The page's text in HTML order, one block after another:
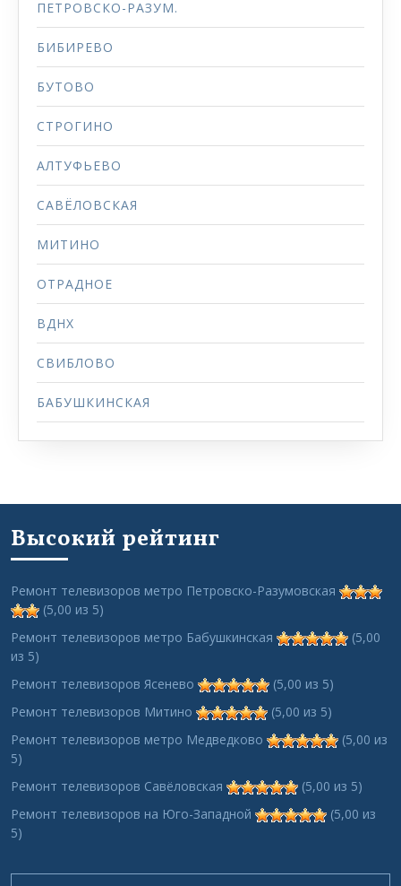
ПЕТРОВСКО-РАЗУМ.
БИБИРЕВО
БУТОВО
СТРОГИНО
АЛТУФЬЕВО
САВЁЛОВСКАЯ
МИТИНО
ОТРАДНОЕ
ВДНХ
СВИБЛОВО
БАБУШКИНСКАЯ
Высокий рейтинг
Ремонт телевизоров метро Петровско-Разумовская
(5,00 из 5)
Ремонт телевизоров метро Бабушкинская
(5,00
из 5)
Ремонт телевизоров Ясенево
(5,00 из 5)
Ремонт телевизоров Митино
(5,00 из 5)
Ремонт телевизоров метро Медведково
(5,00 из
5)
Ремонт телевизоров Савёловская
(5,00 из 5)
Ремонт телевизоров на Юго-Западной
(5,00 из
5)